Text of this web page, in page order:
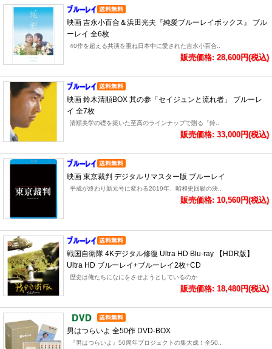
映画 吉永小百合＆浜田光夫『純愛ブルーレイボックス』 ブル
ーレイ 全6枚
40作を超える共演を重ね日本中に愛された吉永小百合..
販売価格: 28,600円(税込)
映画 鈴木清順BOX 其の参「セイジュンと流れ者」 ブルーレ
イ 全7枚
清順美学の礎を築いた至高のラインナップで贈る「鈴..
販売価格: 33,000円(税込)
映画 東京裁判 デジタルリマスター版 ブルーレイ
平成が終わり新元号に変わる2019年、昭和史回顧の決..
販売価格: 10,560円(税込)
戦国自衛隊 4Kデジタル修復 Ultra HD Blu-ray 【HDR版】
Ultra HD ブルーレイ+ブルーレイ2枚+CD
歴史は俺たちになにをさせようとしているのか
販売価格: 18,480円(税込)
男はつらいよ 全50作 DVD-BOX
『男はつらいよ』50周年プロジェクトの集大成！全50..